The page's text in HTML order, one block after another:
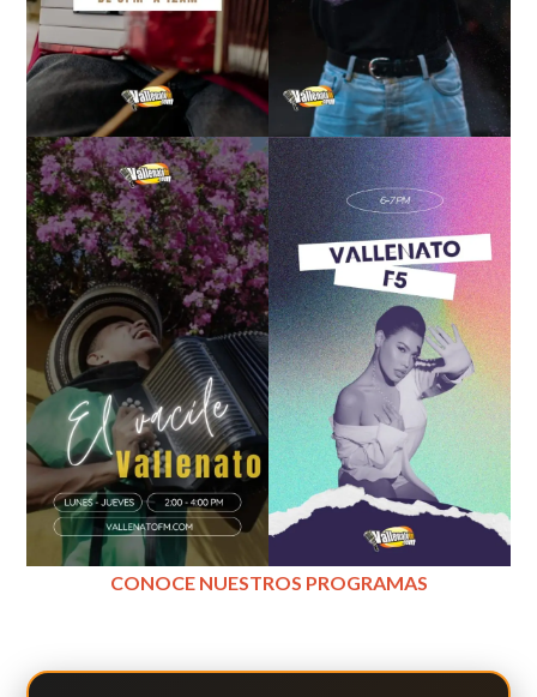
CONOCE NUESTROS PROGRAMAS